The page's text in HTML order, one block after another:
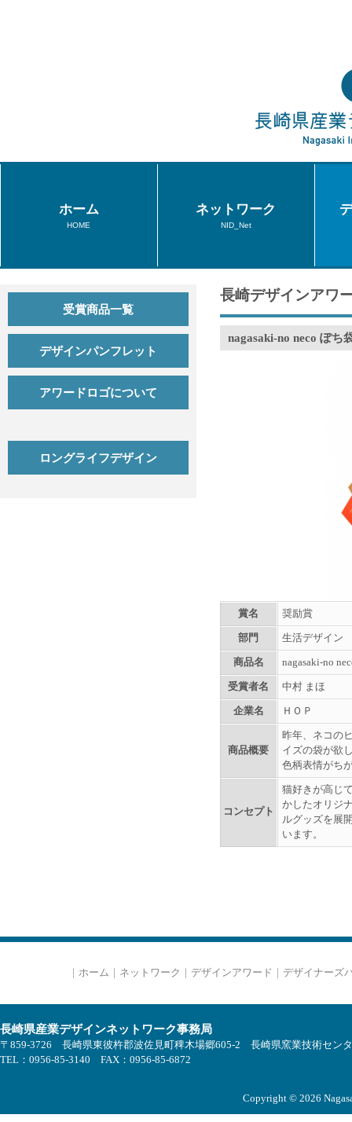
ホーム
HOME
ネットワーク
NID_Net
長崎デザインアワ
nagasaki-no neco ぽち
賞名 奨励賞
部門 生活デザイン
商品名 nagasaki-no
受賞者名 中村 まほ
企業名 ＨＯＰ
商品概要
昨年、ネコの
イズの袋が欲
色柄表情がち
コンセプト
猫好きが高じ
かしたオリジ
ルグッズを展
います。
受賞商品一覧
デザインパンフレット
アワードロゴについて
ロングライフデザイン
ホーム ネットワーク デザインアワード デザイナーズ
長崎県産業デザインネットワーク事務局
〒859-3726 長崎県東彼杵郡波佐見町稗木場郷605-2 長崎県窯業技術セン
TEL：0956-85-3140 FAX：0956-85-6872
Copyright © 2026